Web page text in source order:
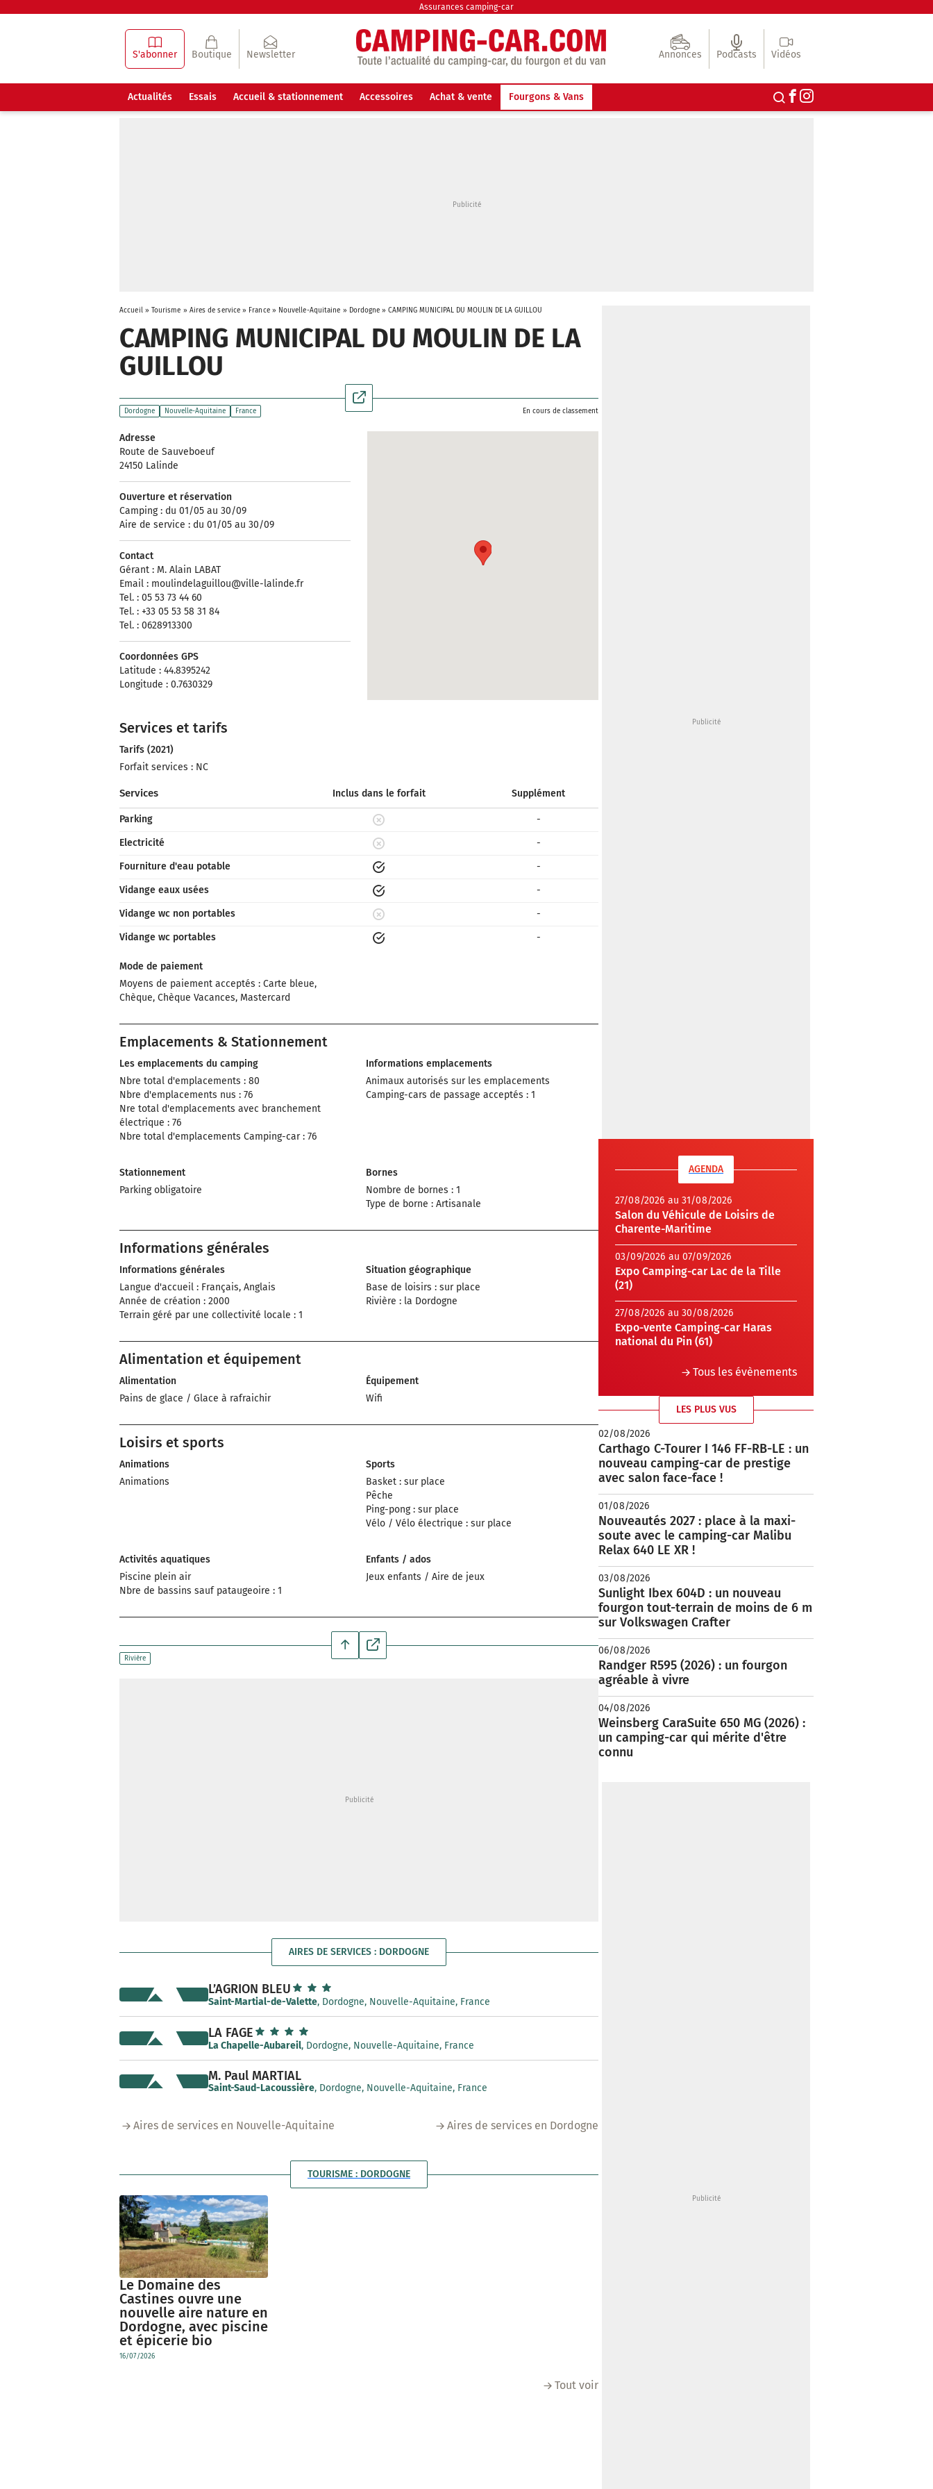
Assurances camping-car
S'abonner Boutique Newsletter Annonces Podcasts Vidéos
Actualités Essais Accueil & stationnement Accessoires Achat & vente Fourgons & Vans
Accueil» Tourisme » Aires de service » France» Nouvelle-Aquitaine » Dordogne »CAMPING MUNICIPAL DU MOULIN DE LA GUILLOU
CAMPING MUNICIPAL DU MOULIN DE LA
GUILLOU
Dordogne Nouvelle-Aquitaine France En cours de classement
Adresse
Route de Sauveboeuf
24150 Lalinde
Ouverture et réservation
Camping : du 01/05 au 30/09
Aire de service : du 01/05 au 30/09
Contact
Gérant : M. Alain LABAT
Email : moulindelaguillou@ville-lalinde.fr
Tel. : 05 53 73 44 60
Tel. : +33 05 53 58 31 84
Tel. : 0628913300
Coordonnées GPS
Latitude : 44.8395242
Longitude : 0.7630329
Services et tarifs
Tarifs (2021)
Forfait services : NC
Services Inclus dans le forfait Supplément
Parking
-
Electricité
-
Fourniture d'eau potable
-
Vidange eaux usées
-
Vidange wc non portables
-
Vidange wc portables
-
Mode de paiement
Moyens de paiement acceptés : Carte bleue,
Chèque, Chèque Vacances, Mastercard
Emplacements & Stationnement
Les emplacements du camping
Nbre total d'emplacements : 80
Nbre d'emplacements nus : 76
Nre total d'emplacements avec branchement
électrique : 76
Nbre total d'emplacements Camping-car : 76
Informations emplacements
Animaux autorisés sur les emplacements
Camping-cars de passage acceptés : 1
Stationnement
Parking obligatoire
Bornes
Nombre de bornes : 1
Type de borne : Artisanale
Informations générales
Informations générales
Langue d'accueil : Français, Anglais
Année de création : 2000
Terrain géré par une collectivité locale : 1
Situation géographique
Base de loisirs : sur place
Rivière : la Dordogne
Alimentation et équipement
Alimentation
Pains de glace / Glace à rafraichir
Équipement
Wifi
Loisirs et sports
Animations
Animations
Sports
Basket : sur place
Pêche
Ping-pong : sur place
Vélo / Vélo électrique : sur place
Activités aquatiques
Piscine plein air
Nbre de bassins sauf pataugeoire : 1
Enfants / ados
Jeux enfants / Aire de jeux
Rivière
AIRES DE SERVICES : DORDOGNE
L’AGRION BLEU
Saint-Martial-de-Valette, Dordogne, Nouvelle-Aquitaine, France
LA FAGE
La Chapelle-Aubareil, Dordogne, Nouvelle-Aquitaine, France
M. Paul MARTIAL
Saint-Saud-Lacoussière, Dordogne, Nouvelle-Aquitaine, France
Aires de services en Nouvelle-Aquitaine Aires de services en Dordogne
TOURISME : DORDOGNE
Le Domaine des
Castines ouvre une
nouvelle aire nature en
Dordogne, avec piscine
et épicerie bio
16/07/2026
Tout voir
AGENDA
27/08/2026 au 31/08/2026
Salon du Véhicule de Loisirs de
Charente-Maritime
03/09/2026 au 07/09/2026
Expo Camping-car Lac de la Tille
(21)
27/08/2026 au 30/08/2026
Expo-vente Camping-car Haras
national du Pin (61)
Tous les évènements
LES PLUS VUS
02/08/2026
Carthago C-Tourer I 146 FF-RB-LE : un
nouveau camping-car de prestige
avec salon face-face !
01/08/2026
Nouveautés 2027 : place à la maxi-
soute avec le camping-car Malibu
Relax 640 LE XR !
03/08/2026
Sunlight Ibex 604D : un nouveau
fourgon tout-terrain de moins de 6 m
sur Volkswagen Crafter
06/08/2026
Randger R595 (2026) : un fourgon
agréable à vivre
04/08/2026
Weinsberg CaraSuite 650 MG (2026) :
un camping-car qui mérite d'être
connu